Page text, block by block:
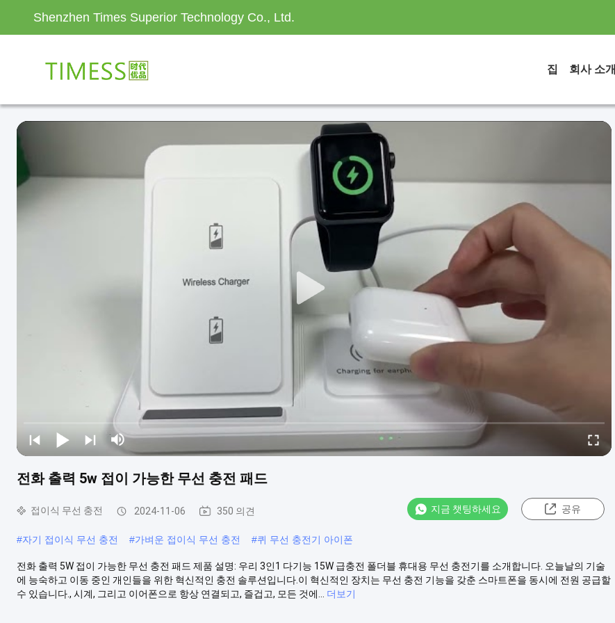
Shenzhen Times Superior Technology Co., Ltd.
집 회사 소개
전화 출력 5w 접이 가능한 무선 충전 패드
접이식 무선 충전 2024-11-06 350 의견 지금 챗팅하세요 공유
#자기 접이식 무선 충전 #가벼운 접이식 무선 충전 #퀴 무선 충전기 아이폰
전화 출력 5W 접이 가능한 무선 충전 패드 제품 설명: 우리 3인1 다기능 15W 급충전 폴더블 휴대용 무선 충전기를 소개합니다. 오늘날의 기술
에 능숙하고 이동 중인 개인들을 위한 혁신적인 충전 솔루션입니다.이 혁신적인 장치는 무선 충전 기능을 갖춘 스마트폰을 동시에 전원 공급할
수 있습니다., 시계, 그리고 이어폰으로 항상 연결되고, 즐겁고, 모든 것에...
더보기